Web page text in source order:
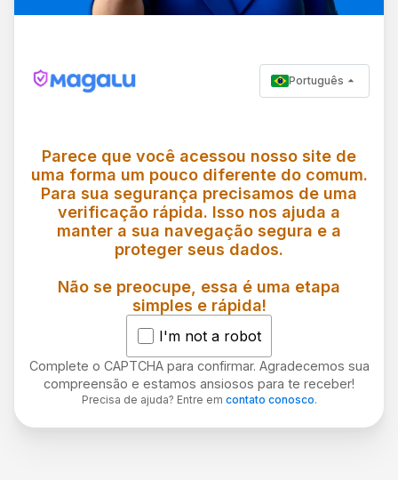
Português
Parece que você acessou nosso site de
uma forma um pouco diferente do comum.
Para sua segurança precisamos de uma
verificação rápida. Isso nos ajuda a
manter a sua navegação segura e a
proteger seus dados.
Não se preocupe, essa é uma etapa
simples e rápida!
I'm not a robot
Complete o CAPTCHA para confirmar. Agradecemos sua
compreensão e estamos ansiosos para te receber!
Precisa de ajuda? Entre em contato conosco.